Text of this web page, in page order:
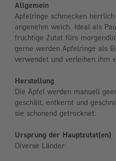
Allgemein
Apfelringe schmecken
angenehm weich. Ideal als
fruchtige Zutat fürs
gerne werden Apfelringe als
verwendet und verleihen ihm
Herstellung
Die Äpfel werden manuell
geschält, entkernt und
sie schonend getrocknet.
Ursprung der Hauptzutat(en)
Diverse Länder